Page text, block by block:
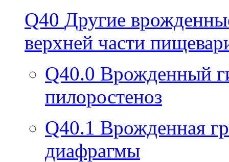
Q40 Другие
верхней части
Q40.0 Врожденный
пилоростеноз
Q40.1 Врожденная
диафрагмы